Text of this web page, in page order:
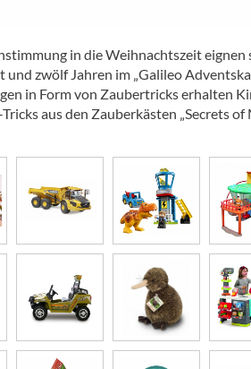
in die Weihnachtszeit
und zwölf Jahren im „Galileo
in Form von Zaubertricks erhalten
aus den Zauberkästen „Secrets